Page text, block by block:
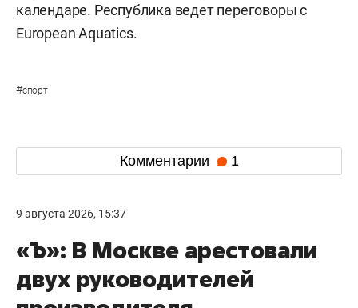
календаре. Республика ведет переговоры с
European Aquatics.
#спорт
Комментарии 1
9 августа 2026, 15:37
«Ъ»: В Москве арестовали
двух руководителей